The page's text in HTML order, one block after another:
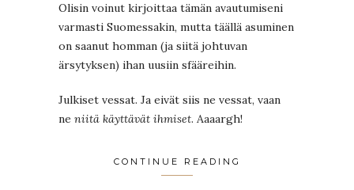
Olisin voinut kirjoittaa tämän avautumiseni
varmasti Suomessakin, mutta täällä asuminen
on saanut homman (ja siitä johtuvan
ärsytyksen) ihan uusiin sfääreihin.
Julkiset vessat. Ja eivät siis ne vessat, vaan
ne niitä käyttävät ihmiset. Aaaargh!
CONTINUE READING